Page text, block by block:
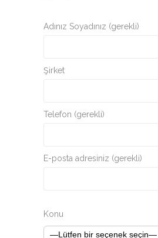
Adınız Soyadınız (gerekli)
Şirket
Telefon (gerekli)
E-posta adresiniz (gerekli)
Konu